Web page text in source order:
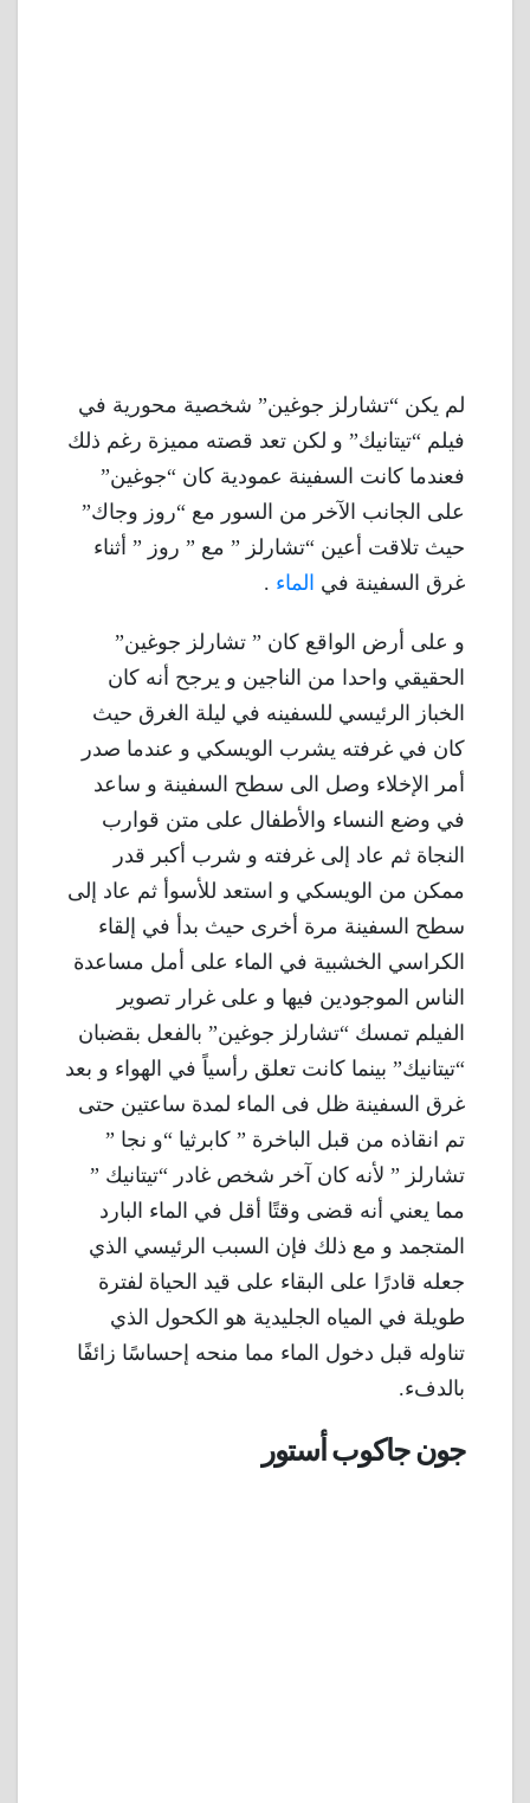
لم يكن “تشارلز جوغين” شخصية محورية في
فيلم “تيتانيك” و لكن تعد قصته مميزة رغم ذلك
فعندما كانت السفينة عمودية كان “جوغين”
على الجانب الآخر من السور مع “روز وجاك”
حيث تلاقت أعين “تشارلز ” مع ” روز ” أثناء
غرق السفينة في الماء .
و على أرض الواقع كان ” تشارلز جوغين”
الحقيقي واحدا من الناجين و يرجح أنه كان
الخباز الرئيسي للسفينه في ليلة الغرق حيث
كان في غرفته يشرب الويسكي و عندما صدر
أمر الإخلاء وصل الى سطح السفينة و ساعد
في وضع النساء والأطفال على متن قوارب
النجاة ثم عاد إلى غرفته و شرب أكبر قدر
ممكن من الويسكي و استعد للأسوأ ثم عاد إلى
سطح السفينة مرة أخرى حيث بدأ في إلقاء
الكراسي الخشبية في الماء على أمل مساعدة
الناس الموجودين فيها و على غرار تصوير
الفيلم تمسك “تشارلز جوغين” بالفعل بقضبان
“تيتانيك” بينما كانت تعلق رأسياً في الهواء و بعد
غرق السفينة ظل فى الماء لمدة ساعتين حتى
تم انقاذه من قبل الباخرة ” كابرثيا “و نجا ”
تشارلز ” لأنه كان آخر شخص غادر “تيتانيك ”
مما يعني أنه قضى وقتًا أقل في الماء البارد
المتجمد و مع ذلك فإن السبب الرئيسي الذي
جعله قادرًا على البقاء على قيد الحياة لفترة
طويلة في المياه الجليدية هو الكحول الذي
تناوله قبل دخول الماء مما منحه إحساسًا زائفًا
بالدفء.
جون جاكوب أستور